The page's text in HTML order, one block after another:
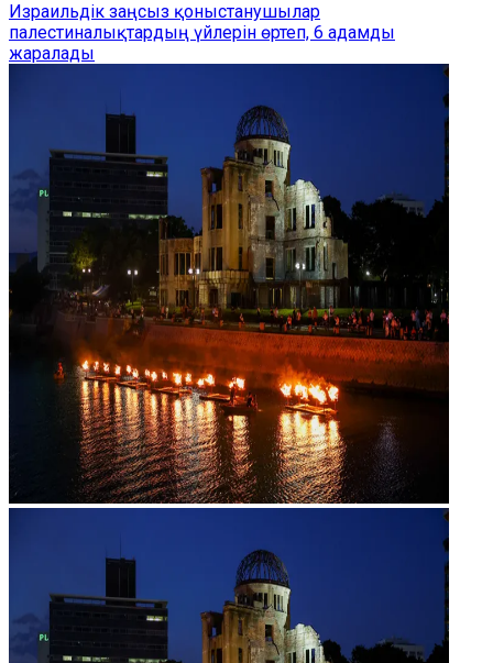
Израильдік заңсыз қоныстанушылар
палестиналықтардың үйлерін өртеп, 6 адамды
жаралады